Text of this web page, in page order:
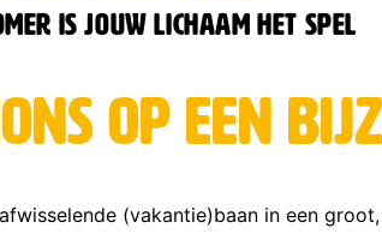
is jouw lichaam het spel
op een
(vakantie)baan in een